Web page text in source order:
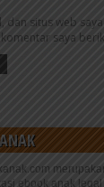
dan situs web
saya
ebook anak legal